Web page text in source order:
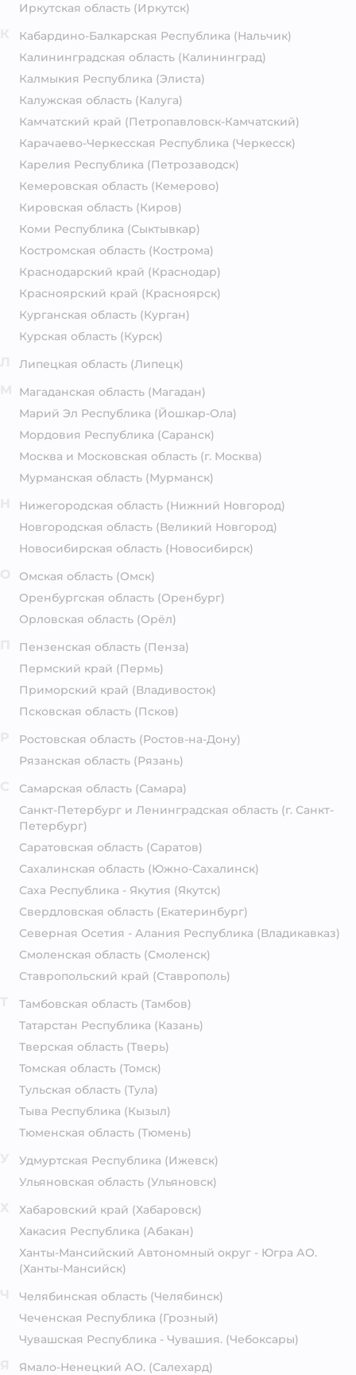
Иркутская область (Иркутск)
Кабардино-Балкарская Республика (Нальчик)
Калининградская область (Калининград)
Калмыкия Республика (Элиста)
Калужская область (Калуга)
Камчатский край (Петропавловск-Камчатский)
Карачаево-Черкесская Республика (Черкесск)
Карелия Республика (Петрозаводск)
Кемеровская область (Кемерово)
Кировская область (Киров)
Коми Республика (Сыктывкар)
Костромская область (Кострома)
Краснодарский край (Краснодар)
Красноярский край (Красноярск)
Курганская область (Курган)
Курская область (Курск)
Липецкая область (Липецк)
Магаданская область (Магадан)
Марий Эл Республика (Йошкар-Ола)
Мордовия Республика (Саранск)
Москва и Московская область (г. Москва)
Мурманская область (Мурманск)
Нижегородская область (Нижний Новгород)
Новгородская область (Великий Новгород)
Новосибирская область (Новосибирск)
Омская область (Омск)
Оренбургская область (Оренбург)
Орловская область (Орёл)
Пензенская область (Пенза)
Пермский край (Пермь)
Приморский край (Владивосток)
Псковская область (Псков)
Ростовская область (Ростов-на-Дону)
Рязанская область (Рязань)
Самарская область (Самара)
Санкт-Петербург и Ленинградская область (г. Санкт-
Петербург)
Саратовская область (Саратов)
Сахалинская область (Южно-Сахалинск)
Саха Республика - Якутия (Якутск)
Свердловская область (Екатеринбург)
Северная Осетия - Алания Республика (Владикавказ)
Смоленская область (Смоленск)
Ставропольский край (Ставрополь)
Тамбовская область (Тамбов)
Татарстан Республика (Казань)
Тверская область (Тверь)
Томская область (Томск)
Тульская область (Тула)
Тыва Республика (Кызыл)
Тюменская область (Тюмень)
Удмуртская Республика (Ижевск)
Ульяновская область (Ульяновск)
Хабаровский край (Хабаровск)
Хакасия Республика (Абакан)
Ханты-Мансийский Автономный округ - Югра АО.
(Ханты-Мансийск)
Челябинская область (Челябинск)
Чеченская Республика (Грозный)
Чувашская Республика - Чувашия. (Чебоксары)
Ямало-Ненецкий АО. (Салехард)